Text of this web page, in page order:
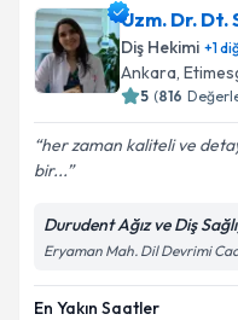
Uzm. Dr. Dt.
Diş Hekimi +1
Ankara,
5 (816
her zaman kaliteli ve
bir...
Durudent Ağız ve Diş
Eryaman Mah. Dil Devrimi
En Yakın Saatler